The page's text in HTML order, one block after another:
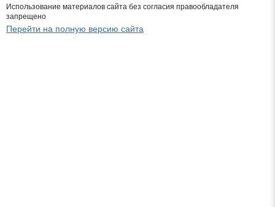
Использование материалов сайта без согласия правообладателя
запрещено
Перейти на полную версию сайта